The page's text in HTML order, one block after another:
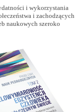
i wykorzystania
i zachodzących
naukowych szeroko